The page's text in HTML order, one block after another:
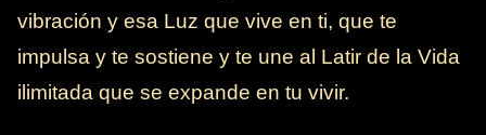
vibración y esa Luz que vive en ti, que te
impulsa y te sostiene y te une al Latir de la Vida
ilimitada que se expande en tu vivir.